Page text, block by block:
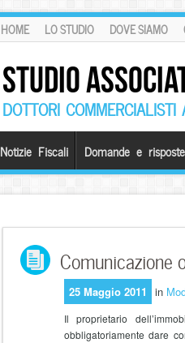
HOME LO STUDIO DOVE SIAMO
STUDIO
DOTTORI
Notizie Fiscali Domande e risposte
Comunicazione
25 Maggio 2011 in
Il proprietario
obbligatoriamente dare